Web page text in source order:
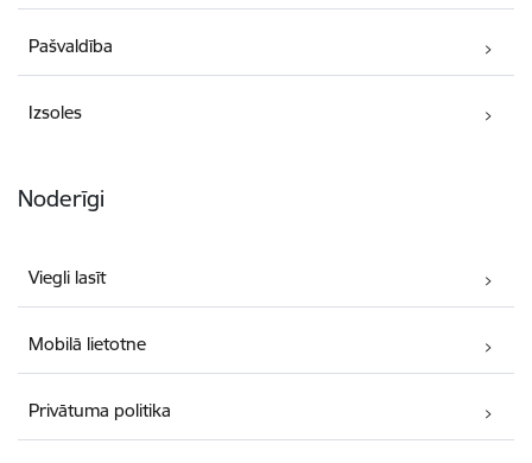
Pašvaldība
Izsoles
Noderīgi
Viegli lasīt
Mobilā lietotne
Privātuma politika